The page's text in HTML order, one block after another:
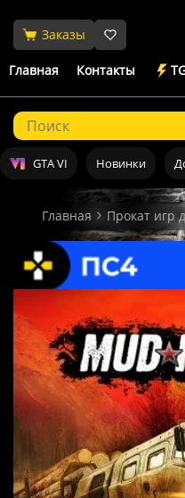
Заказы
Главная Контакты
GTA VI Новинки
Главная Прокат игр